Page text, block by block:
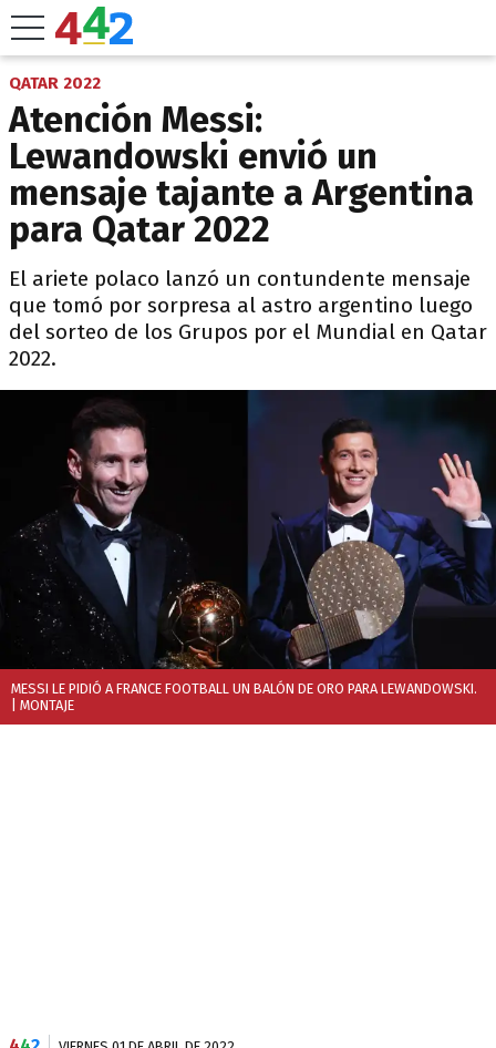
QATAR 2022
Atención Messi:
Lewandowski envió un
mensaje tajante a Argentina
para Qatar 2022
El ariete polaco lanzó un contundente mensaje
que tomó por sorpresa al astro argentino luego
del sorteo de los Grupos por el Mundial en Qatar
2022.
MESSI LE PIDIÓ A FRANCE FOOTBALL UN BALÓN DE ORO PARA LEWANDOWSKI.
| MONTAJE